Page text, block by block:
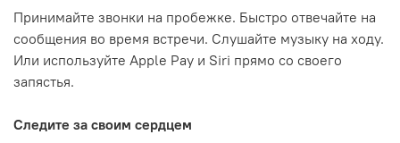
Принимайте звонки на пробежке. Быстро отвечайте на
сообщения во время встречи. Слушайте музыку на ходу.
Или используйте Apple Pay и Siri прямо со своего
запястья.
Следите за своим сердцем